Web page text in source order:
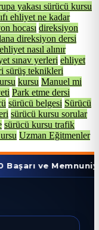
yakası sürücü kursu
ehliyet ne kadar
hocası direksiyon
direksiyon dersi
ehliyet nasıl alınır
sınav yerleri ehliyet
sürüş teknikleri
kursu Manuel mi
Park etme dersi
sürücü belgesi Sürücü
sürücü kursu sorular
sürücü kursu trafik
Uzman Eğitmenler
Memnuniyet Oranı